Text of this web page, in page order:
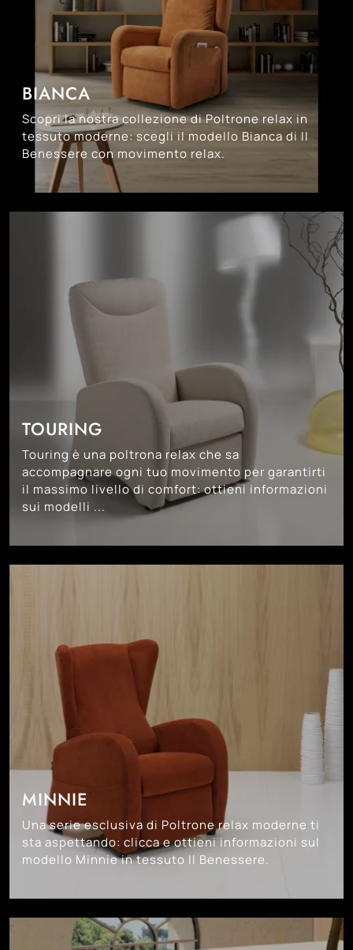
BIANCA
Scopri la nostra collezione di Poltrone relax in
tessuto moderne: scegli il modello Bianca di Il
Benessere con movimento relax.
TOURING
Touring è una poltrona relax che sa
accompagnare ogni tuo movimento per garantirti
il massimo livello di comfort: ottieni informazioni
sui modelli ...
MINNIE
Una serie esclusiva di Poltrone relax moderne ti
sta aspettando: clicca e ottieni informazioni sul
modello Minnie in tessuto Il Benessere.